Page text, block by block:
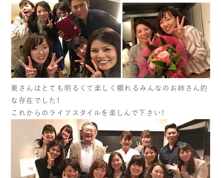
TREATMENTS
インプラント治療
VIEW MORE
一般治療（虫歯・歯周病）
VIEW MORE
審美歯科
VIEW MORE
矯正
予防歯科 ホワイトニング
東さんはとても明るくて楽しく頼れるみんなのお姉さん的
な存在でした！
これからのライフスタイルを楽しんで下さい！